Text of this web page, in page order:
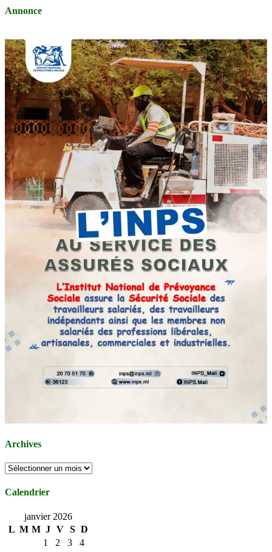
Annonce
Archives
Archives
Calendrier
janvier 2026
L M M J V S D
1
2 3
4